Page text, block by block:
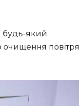
будь-який
очищення повітря